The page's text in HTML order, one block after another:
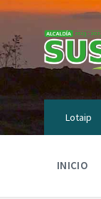
Skip
to
content
Skip
to
main
navigation
Skip
to
footer
Lotaip
INICIO